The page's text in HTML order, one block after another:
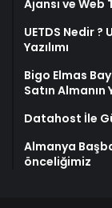
Ajansı ve Web
UETDS Nedir ?
Yazılımı
Bigo Elmas
Satın Almanın
Datahost İle
Almanya
önceliğimiz